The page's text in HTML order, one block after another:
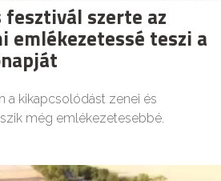
szerte az
emlékezetessé teszi a
a kikapcsolódást zenei és
még emlékezetesebbé.